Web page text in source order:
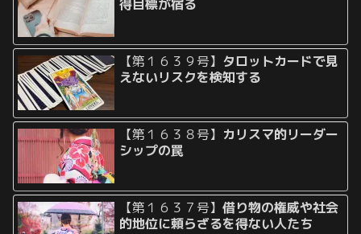
得目標が宿る
【第１６３９号】 タロットカードで見
えないリスクを検知する
【第１６３８号】 カリスマ的リーダー
シップの罠
【第１６３７号】借り物の権威や社会
的地位に頼らざるを得ない人たち